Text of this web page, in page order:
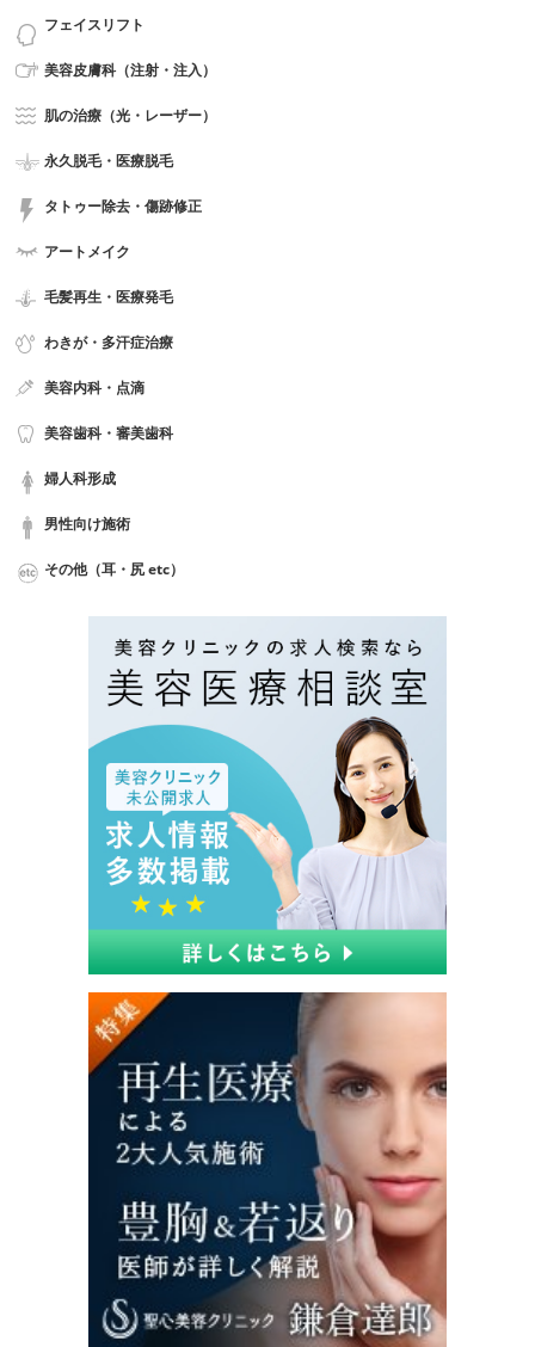
フェイスリフト
美容皮膚科（注射・注入）
肌の治療（光・レーザー）
永久脱毛・医療脱毛
タトゥー除去・傷跡修正
アートメイク
毛髪再生・医療発毛
わきが・多汗症治療
美容内科・点滴
美容歯科・審美歯科
婦人科形成
男性向け施術
その他（耳・尻 etc）